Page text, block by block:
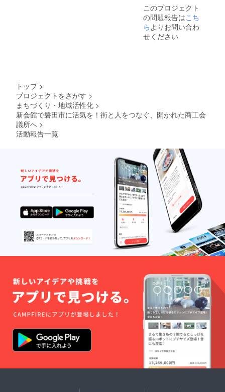
催例は
以下の
通りで
す。 ・
Canva
影講座
×「販路
開拓」
セミ
ナー 実
施時
間：2時
間程度
受講方
法：オ
フライ
ン：実
施場所
は磐田
商工会
施場所
までの
交通費
は支援
者でご
負担く
ださ
い。
このプロジェクト
の問題報告はこち
らよりお問い合わ
せください
トップ >
プロジェクトをさがす >
まちづくり・地域活性化 >
新会館で磐田市に活気を！街と人をつなぐ、開かれた商工会
議所へ >
活動報告一覧